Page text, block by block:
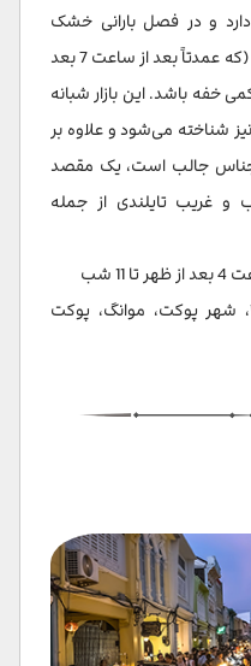
و در فصل بارانی خشک
می‌ماند، اما وقتی که شلوغ می‌شود (که عمدتاً بعد از ساعت 7 بعد
خفه باشد. این بازار شبانه
نیز شناخته می‌شود و علاوه بر
جالب است، یک مقصد
و غریب تایلندی از جمله
شب
محل: خیابان Wirat Hong Yok 7، شهر پوکت، موانگ، پوکت